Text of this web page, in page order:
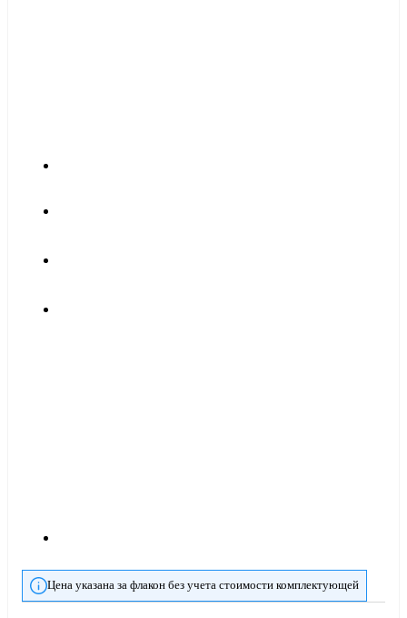
Цена указана за флакон без учета стоимости комплектующей